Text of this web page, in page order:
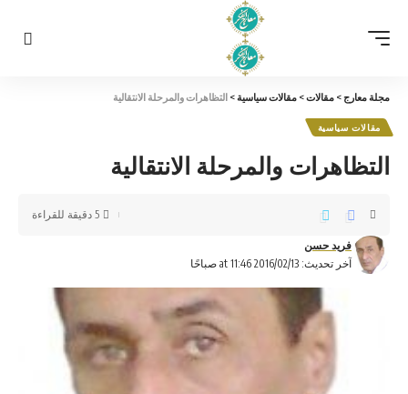
مجلة معارج> مقالات> مقالات سياسية> التظاهرات والمرحلة الانتقالية
مقالات سياسية
التظاهرات والمرحلة الانتقالية
آخر تحديث: 2016/02/13 at 11:46 صباحًا
فريد حسن
5 دقيقة للقراءة